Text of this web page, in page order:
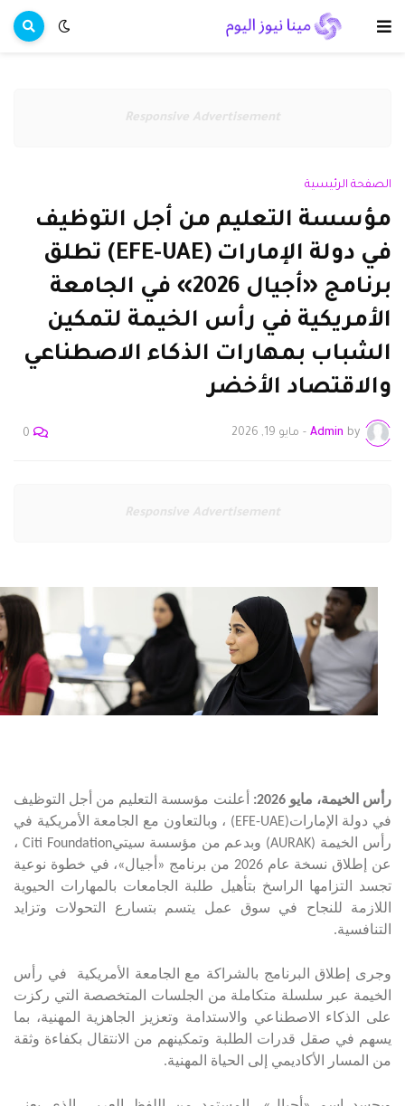
Responsive Advertisement
الصفحة الرئيسية
مؤسسة التعليم من أجل التوظيف
في دولة الإمارات (EFE-UAE) تطلق
برنامج «أجيال 2026» في الجامعة
الأمريكية في رأس الخيمة لتمكين
الشباب بمهارات الذكاء الاصطناعي
والاقتصاد الأخضر
by
Admin
- مايو 19, 2026 0
Responsive Advertisement
رأس الخيمة، مايو 2026:
أعلنت مؤسسة التعليم من أجل التوظيف
في دولة الإمارات(EFE-UAE) ، وبالتعاون مع الجامعة الأمريكية في
رأس الخيمة (AURAK) وبدعم من مؤسسة سيتيCiti Foundation ،
عن إطلاق نسخة عام 2026 من برنامج «أجيال»، في خطوة نوعية
تجسد التزامها الراسخ بتأهيل طلبة الجامعات بالمهارات الحيوية
اللازمة للنجاح في سوق عمل يتسم بتسارع التحولات وتزايد
التنافسية.
وجرى إطلاق البرنامج بالشراكة مع الجامعة الأمريكية في رأس
الخيمة عبر سلسلة متكاملة من الجلسات المتخصصة التي ركزت
على الذكاء الاصطناعي والاستدامة وتعزيز الجاهزية المهنية، بما
يسهم في صقل قدرات الطلبة وتمكينهم من الانتقال بكفاءة وثقة
من المسار الأكاديمي إلى الحياة المهنية.